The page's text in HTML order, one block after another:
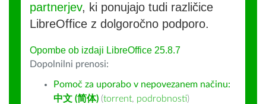
partnerjev, ki ponujajo tudi različice
LibreOffice z dolgoročno podporo.
Opombe ob izdaji LibreOffice 25.8.7
Dopolnilni prenosi:
Pomoč za uporabo v nepovezanem načinu:
中文 (简体) (torrent, podrobnosti)